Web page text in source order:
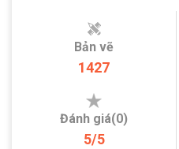
Bản vẽ
1427
Đánh giá(0)
5/5